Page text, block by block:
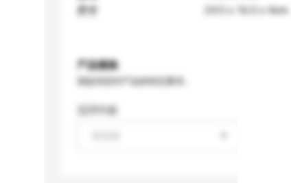
24.5 x 16.5 x 4cm
产品规格
适用年龄